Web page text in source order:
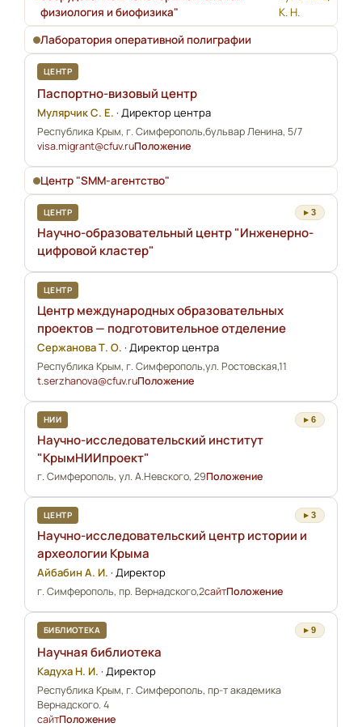
физиология и биофизика"
К. Н.
Лаборатория оперативной полиграфии
ЦЕНТР
Паспортно-визовый центр
Мулярчик С. Е. · Директор центра
Республика Крым, г. Симферополь,бульвар Ленина, 5/7
visa.migrant@cfuv.ruПоложение
Центр "SMM-агентство"
ЦЕНТР ▸ 3
Научно-образовательный центр "Инженерно-
цифровой кластер"
ЦЕНТР
Центр международных образовательных
проектов — подготовительное отделение
Сержанова Т. О. · Директор центра
Республика Крым, г. Симферополь,ул. Ростовская,11
t.serzhanova@cfuv.ruПоложение
НИИ ▸ 6
Научно-исследовательский институт
"КрымНИИпроект"
г. Симферополь, ул. А.Невского, 29Положение
ЦЕНТР ▸ 3
Научно-исследовательский центр истории и
археологии Крыма
Айбабин А. И. · Директор
г. Симферополь, пр. Вернадского,2сайтПоложение
БИБЛИОТЕКА ▸ 9
Научная библиотека
Кадуха Н. И. · Директор
Республика Крым, г. Симферополь, пр-т академика
Вернадского. 4
сайтПоложение